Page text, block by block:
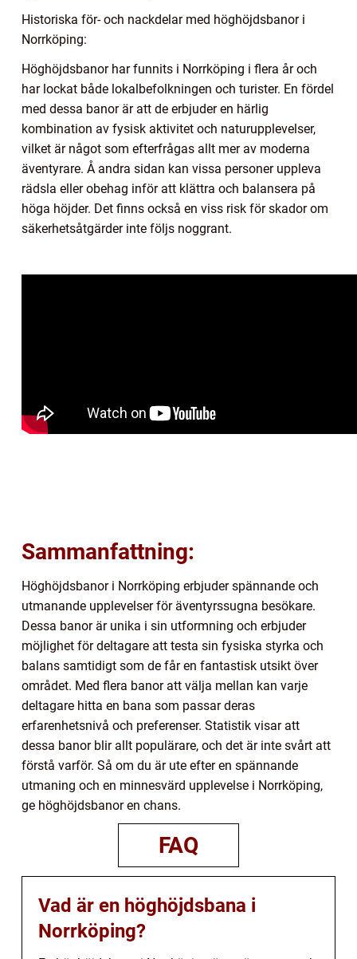
Historiska för- och nackdelar med höghöjdsbanor i
Norrköping:
Höghöjdsbanor har funnits i Norrköping i flera år och
har lockat både lokalbefolkningen och turister. En fördel
med dessa banor är att de erbjuder en härlig
kombination av fysisk aktivitet och naturupplevelser,
vilket är något som efterfrågas allt mer av moderna
äventyrare. Å andra sidan kan vissa personer uppleva
rädsla eller obehag inför att klättra och balansera på
höga höjder. Det finns också en viss risk för skador om
säkerhetsåtgärder inte följs noggrant.
Sammanfattning:
Höghöjdsbanor i Norrköping erbjuder spännande och
utmanande upplevelser för äventyrssugna besökare.
Dessa banor är unika i sin utformning och erbjuder
möjlighet för deltagare att testa sin fysiska styrka och
balans samtidigt som de får en fantastisk utsikt över
området. Med flera banor att välja mellan kan varje
deltagare hitta en bana som passar deras
erfarenhetsnivå och preferenser. Statistik visar att
dessa banor blir allt populärare, och det är inte svårt att
förstå varför. Så om du är ute efter en spännande
utmaning och en minnesvärd upplevelse i Norrköping,
ge höghöjdsbanor en chans.
FAQ
Vad är en höghöjdsbana i
Norrköping?